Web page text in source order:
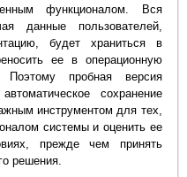
функционалом. Вся
данные пользователей,
будет храниться в
ее в операционную
пробная версия
сохранение
инструментом для тех,
системы и оценить ее
прежде чем принять
решения.